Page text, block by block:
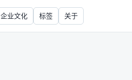
企业文化 标签 关于